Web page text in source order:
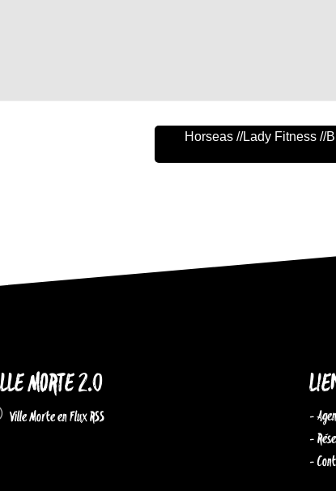
Horseas //Lady Fitness //
MORTE 2.0
Ville Morte en Flux RSS
-
-
-